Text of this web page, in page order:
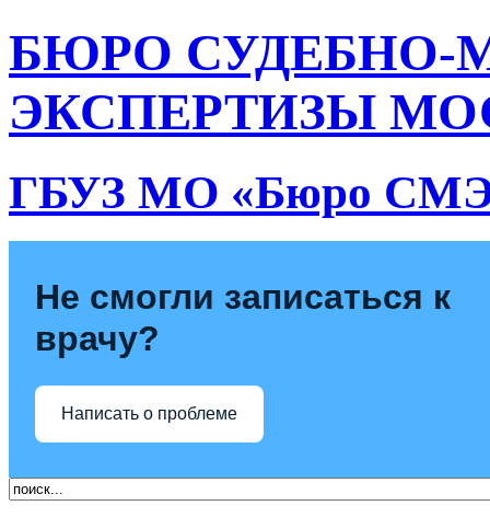
БЮРО
ЭКСПЕРТИЗЫ
ГБУЗ МО «Бюро
Не смогли записаться к
врачу?
Написать о проблеме